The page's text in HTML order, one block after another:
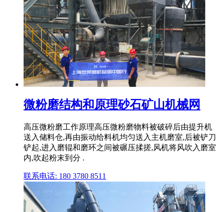
微粉磨结构和原理砂石矿山机械网
高压微粉磨工作原理高压微粉磨物料被破碎后由提升机
送入储料仓,再由振动给料机均匀送入主机磨室,后被铲刀
铲起,进入磨辊和磨环之间被碾压揉搓,风机将风吹入磨室
内,吹起粉末到分 .
联系电话: 180 3780 8511